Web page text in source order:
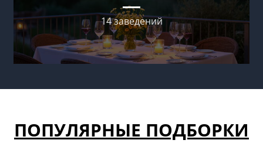
14 заведений
ПОПУЛЯРНЫЕ ПОДБОРКИ